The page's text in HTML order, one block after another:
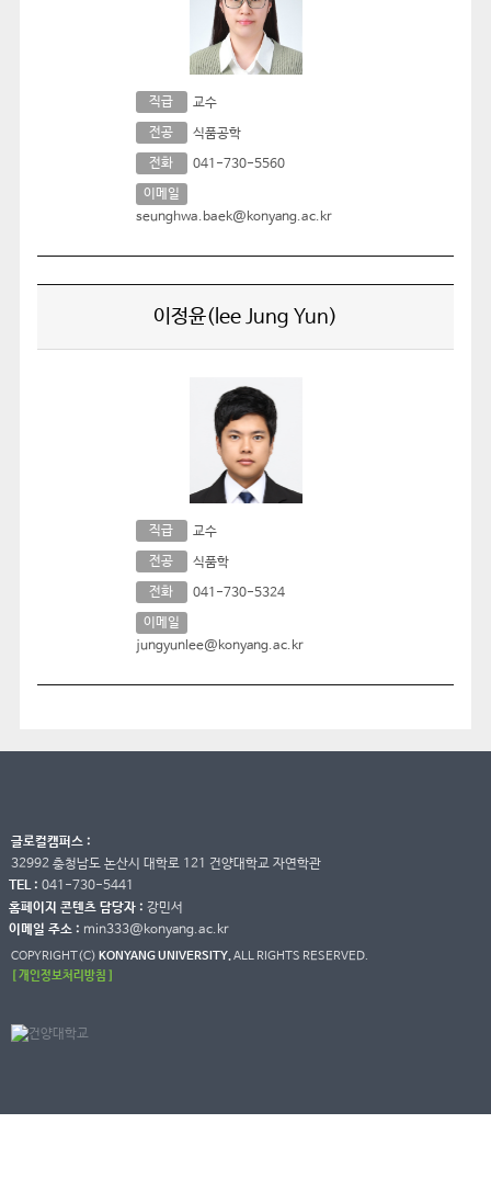
직급
교수
전공
식품공학
전화
041-730-5560
이메일
seunghwa.baek@konyang.ac.kr
이정윤(lee Jung Yun)
직급
교수
전공
식품학
전화
041-730-5324
이메일
jungyunlee@konyang.ac.kr
글로컬캠퍼스 :
32992 충청남도 논산시 대학로 121 건양대학교 자연학관
TEL : 041-730-5441
홈페이지 콘텐츠 담당자 : 강민서
이메일 주소 : min333@konyang.ac.kr
COPYRIGHT(C) KONYANG UNIVERSITY.ALL RIGHTS RESERVED.
[ 개인정보처리방침 ]